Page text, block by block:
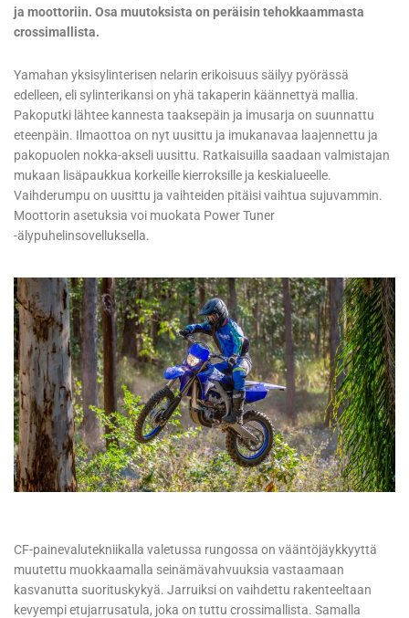
ja moottoriin. Osa muutoksista on peräisin tehokkaammasta
crossimallista.
Yamahan yksisylinterisen nelarin erikoisuus säilyy pyörässä
edelleen, eli sylinterikansi on yhä takaperin käännettyä mallia.
Pakoputki lähtee kannesta taaksepäin ja imusarja on suunnattu
eteenpäin. Ilmaottoa on nyt uusittu ja imukanavaa laajennettu ja
pakopuolen nokka-akseli uusittu. Ratkaisuilla saadaan valmistajan
mukaan lisäpaukkua korkeille kierroksille ja keskialueelle.
Vaihderumpu on uusittu ja vaihteiden pitäisi vaihtua sujuvammin.
Moottorin asetuksia voi muokata Power Tuner
-älypuhelinsovelluksella.
CF-painevalutekniikalla valetussa rungossa on vääntöjäykkyyttä
muutettu muokkaamalla seinämävahvuuksia vastaamaan
kasvanutta suorituskykyä. Jarruiksi on vaihdettu rakenteeltaan
kevyempi etujarrusatula, joka on tuttu crossimallista. Samalla